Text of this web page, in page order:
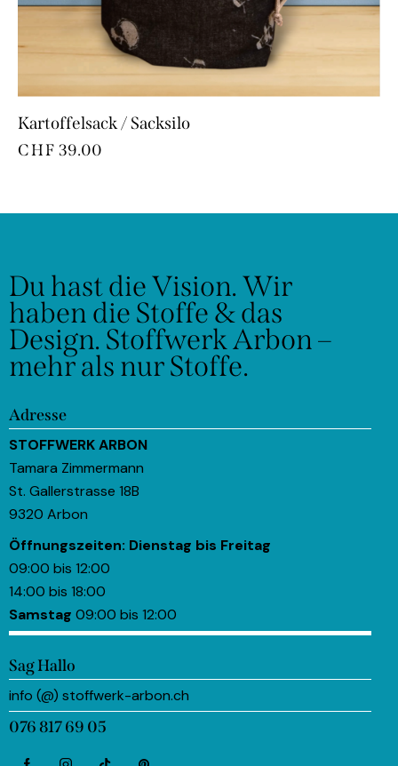
Kartoffelsack / Sacksilo
CHF 39.00
Du hast die Vision.Wir
haben die Stoffe & das
Design. Stoffwerk Arbon –
mehr als nur Stoffe.
Adresse
STOFFWERK ARBON
Tamara Zimmermann
St. Gallerstrasse 18B
9320 Arbon
Öffnungszeiten: Dienstag bis Freitag
09:00 bis 12:00
14:00 bis 18:00
Samstag 09:00 bis 12:00
Sag Hallo
info (@) stoffwerk-arbon.ch
076 817 69 05